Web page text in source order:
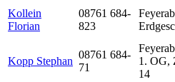
Kollein
Florian
08761 684-
823
Kopp Stephan
08761 684-
71
1. OG,
14